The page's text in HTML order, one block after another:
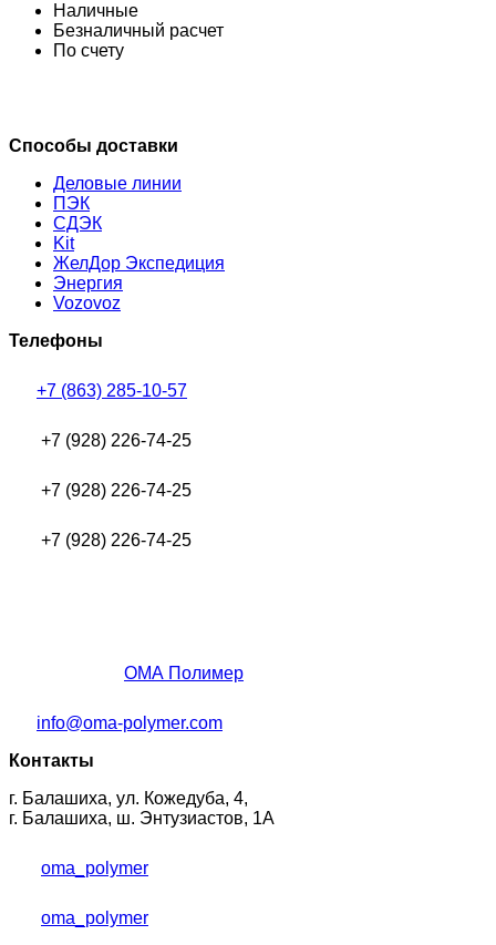
Наличные
Безналичный расчет
По счету
Способы доставки
Деловые линии
ПЭК
СДЭК
Kit
ЖелДор Экспедиция
Энергия
Vozovoz
Телефоны
+7 (863) 285-10-57
+7 (928) 226-74-25
+7 (928) 226-74-25
+7 (928) 226-74-25
ОМА Полимер
info@oma-polymer.com
Контакты
г. Балашиха, ул. Кожедуба, 4,
г. Балашиха, ш. Энтузиастов, 1А
oma_polymer
oma_polymer